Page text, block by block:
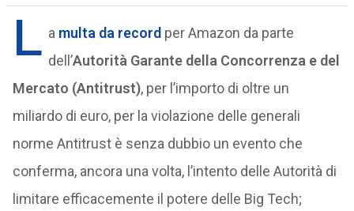
L a multa da record per Amazon da parte
dell’Autorità Garante della Concorrenza e del
Mercato (Antitrust), per l’importo di oltre un
miliardo di euro, per la violazione delle generali
norme Antitrust è senza dubbio un evento che
conferma, ancora una volta, l’intento delle Autorità di
limitare efficacemente il potere delle Big Tech;